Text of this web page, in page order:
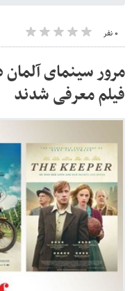
۰ نفر
فیلم معرفی شدند